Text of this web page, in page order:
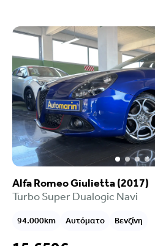
Alfa Romeo Giulietta (2017)
Turbo Super Dualogic Navi
94.000km Αυτόματο Βενζίνη